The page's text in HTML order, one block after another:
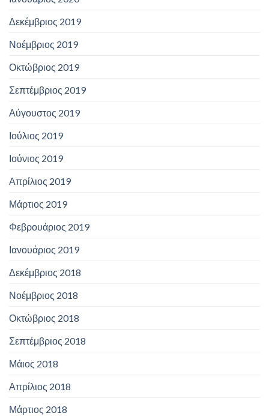
Δεκέμβριος 2019
Νοέμβριος 2019
Οκτώβριος 2019
Σεπτέμβριος 2019
Αύγουστος 2019
Ιούλιος 2019
Ιούνιος 2019
Απρίλιος 2019
Μάρτιος 2019
Φεβρουάριος 2019
Ιανουάριος 2019
Δεκέμβριος 2018
Νοέμβριος 2018
Οκτώβριος 2018
Σεπτέμβριος 2018
Μάιος 2018
Απρίλιος 2018
Μάρτιος 2018